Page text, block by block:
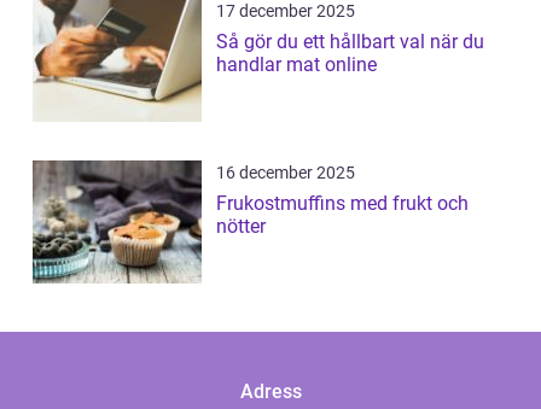
17 december 2025
Så gör du ett hållbart val när du
handlar mat online
16 december 2025
Frukostmuffins med frukt och
nötter
Adress